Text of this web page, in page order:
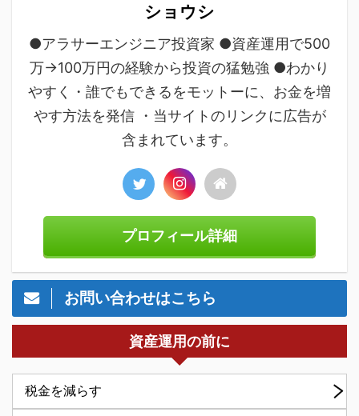
ショウシ
●アラサーエンジニア投資家 ●資産運用で500
万→100万円の経験から投資の猛勉強 ●わかり
やすく・誰でもできるをモットーに、お金を増
やす方法を発信 ・当サイトのリンクに広告が
含まれています。
プロフィール詳細
お問い合わせはこちら
資産運用の前に
税金を減らす